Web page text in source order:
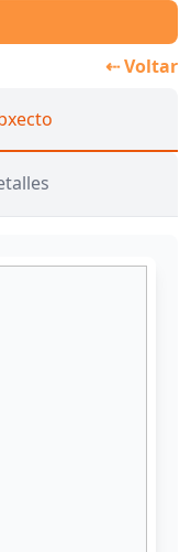
⇠ Voltar